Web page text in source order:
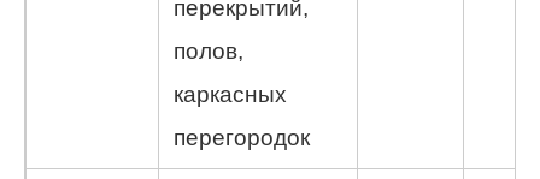
перекрытий,
полов,
каркасных
перегородок